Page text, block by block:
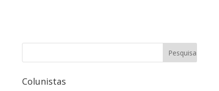
Colunistas